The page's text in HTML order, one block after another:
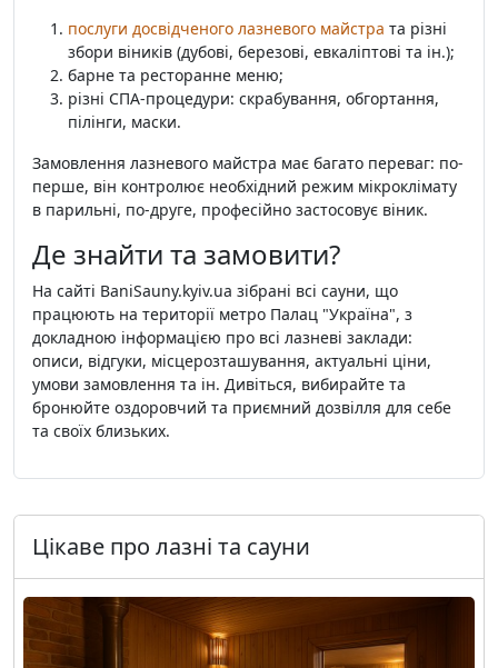
послуги досвідченого лазневого майстра та різні
збори віників (дубові, березові, евкаліптові та ін.);
барне та ресторанне меню;
різні СПА-процедури: скрабування, обгортання,
пілінги, маски.
Замовлення лазневого майстра має багато переваг: по-
перше, він контролює необхідний режим мікроклімату
в парильні, по-друге, професійно застосовує віник.
Де знайти та замовити?
На сайті BaniSauny.kyiv.ua зібрані всі сауни, що
працюють на території метро Палац "Україна", з
докладною інформацією про всі лазневі заклади:
описи, відгуки, місцерозташування, актуальні ціни,
умови замовлення та ін. Дивіться, вибирайте та
бронюйте оздоровчий та приємний дозвілля для себе
та своїх близьких.
Цікаве про лазні та сауни